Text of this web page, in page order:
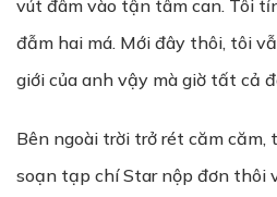
vút đâm vào tận tâm can. Tôi
đẫm hai má. Mới đây thôi, tôi
giới của anh vậy mà giờ tất cả
Bên ngoài trời trở rét căm
soạn tạp chí Star nộp đơn thôi